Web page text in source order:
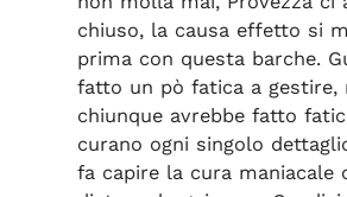
chiuso, la causa effetto si
prima con questa barche.
fatto un pò fatica a gestire,
chiunque avrebbe fatto
curano ogni singolo
fa capire la cura maniacale